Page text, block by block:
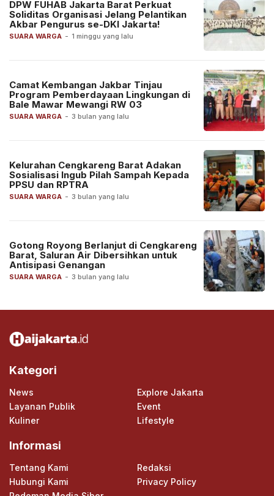
SUARA WARGA - 1 minggu yang lalu
DPW FUHAB Jakarta Barat Perkuat
Soliditas Organisasi Jelang Pelantikan
Akbar Pengurus se-DKI Jakarta!
SUARA WARGA - 3 bulan yang lalu
Camat Kembangan Jakbar Tinjau
Program Pemberdayaan Lingkungan di
Bale Mawar Mewangi RW 03
SUARA WARGA - 3 bulan yang lalu
Kelurahan Cengkareng Barat Adakan
Sosialisasi Ingub Pilah Sampah Kepada
PPSU dan RPTRA
SUARA WARGA - 3 bulan yang lalu
Gotong Royong Berlanjut di Cengkareng
Barat, Saluran Air Dibersihkan untuk
Antisipasi Genangan
Kategori
News
Explore Jakarta
Layanan Publik
Event
Kuliner
Lifestyle
Informasi
Tentang Kami
Redaksi
Hubungi Kami
Privacy Policy